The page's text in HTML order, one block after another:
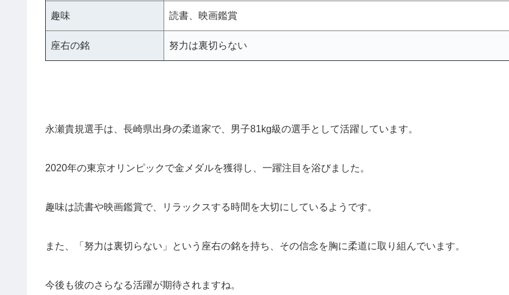
趣味 読書、映画鑑賞
座右の銘 努力は裏切らない
永瀬貴規選手は、長崎県出身の柔道家で、男子81kg級の選手として活躍しています。
2020年の東京オリンピックで金メダルを獲得し、一躍注目を浴びました。
趣味は読書や映画鑑賞で、リラックスする時間を大切にしているようです。
また、「努力は裏切らない」という座右の銘を持ち、その信念を胸に柔道に取り組んでいます。
今後も彼のさらなる活躍が期待されますね。